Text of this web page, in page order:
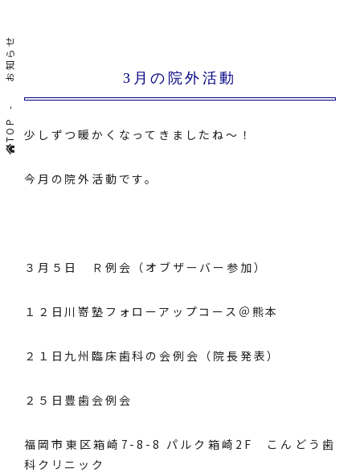
TOP
お知らせ 3月の院外活動
少しずつ暖かくなってきましたね～！
今月の院外活動です。
３月５日 Ｒ例会（オブザーバー参加）
１２日川嵜塾フォローアップコース＠熊本
２１日九州臨床歯科の会例会（院長発表）
２５日豊歯会例会
福岡市東区箱崎7-8-8 パルク箱崎2F こんどう歯
科クリニック